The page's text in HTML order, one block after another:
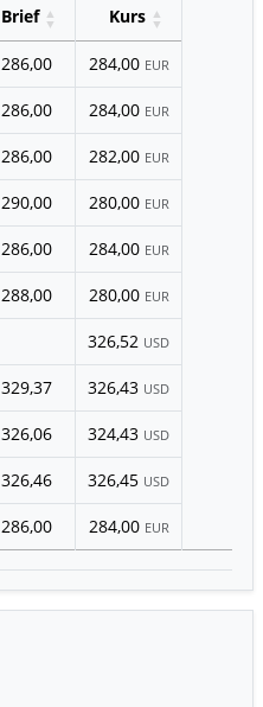
Brief Kurs
286,00 284,00 EUR
286,00 284,00 EUR
286,00 282,00 EUR
290,00 280,00 EUR
286,00 284,00 EUR
288,00 280,00 EUR
326,52 USD
329,37 326,43 USD
326,06 324,43 USD
326,46 326,45 USD
286,00 284,00 EUR